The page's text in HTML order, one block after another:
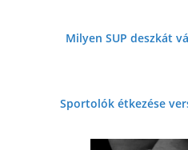
Milyen SUP deszkát
Sportolók étkezése